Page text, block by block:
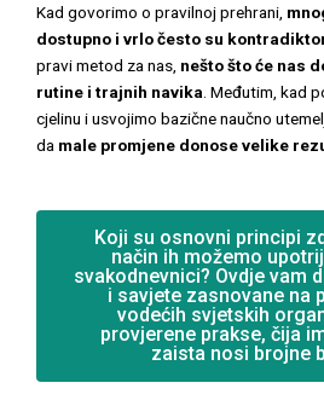
Kad govorimo o pravilnoj prehrani,
dostupno i vrlo često su
pravi metod za nas, nešto što će nas
rutine i trajnih navika . Međutim, kad
cjelinu i usvojimo bazične naučno
da male promjene donose velike
Koji su osnovni principi
način ih možemo
svakodnevnici? Ovdje vam
i savjete zasnovane na
vodećih svjetskih
provjerene prakse, čija
zaista nosi brojne